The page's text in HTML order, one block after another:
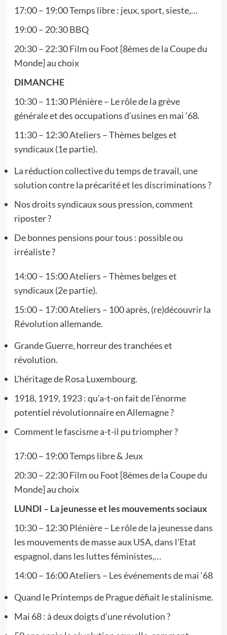
17:00 – 19:00 Temps libre : jeux, sport, sieste,…
19:00 – 20:30 BBQ
20:30 – 22:30 Film ou Foot [8èmes de la Coupe du
Monde] au choix
DIMANCHE
10:30 – 11:30 Plénière – Le rôle de la grève
générale et des occupations d’usines en mai ’68.
11:30 – 12:30 Ateliers – Thèmes belges et
syndicaux (1e partie).
La réduction collective du temps de travail, une
solution contre la précarité et les discriminations ?
Nos droits syndicaux sous pression, comment
riposter ?
De bonnes pensions pour tous : possible ou
irréaliste ?
14:00 – 15:00 Ateliers – Thèmes belges et
syndicaux (2e partie).
15:00 – 17:00 Ateliers – 100 après, (re)découvrir la
Révolution allemande.
Grande Guerre, horreur des tranchées et
révolution.
L’héritage de Rosa Luxembourg.
1918, 1919, 1923 : qu’a-t-on fait de l’énorme
potentiel révolutionnaire en Allemagne ?
Comment le fascisme a-t-il pu triompher ?
17:00 – 19:00 Temps libre & Jeux
20:30 – 22:30 Film ou Foot [8èmes de la Coupe du
Monde] au choix
LUNDI – La jeunesse et les mouvements sociaux
10:30 – 12:30 Plénière – Le rôle de la jeunesse dans
les mouvements de masse aux USA, dans l’Etat
espagnol, dans les luttes féministes,…
14:00 – 16:00 Ateliers – Les événements de mai ‘68
Quand le Printemps de Prague défiait le stalinisme.
Mai 68 : à deux doigts d’une révolution ?